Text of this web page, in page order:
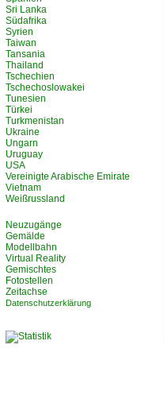
Sri Lanka
Südafrika
Syrien
Taiwan
Tansania
Thailand
Tschechien
Tschechoslowakei
Tunesien
Türkei
Turkmenistan
Ukraine
Ungarn
Uruguay
USA
Vereinigte Arabische Emirate
Vietnam
Weißrussland
Neuzugänge
Gemälde
Modellbahn
Virtual Reality
Gemischtes
Fotostellen
Zeitachse
Datenschutzerklärung